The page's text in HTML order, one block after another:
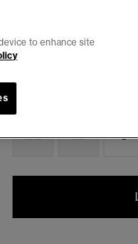
XXS XS S
to enhance site